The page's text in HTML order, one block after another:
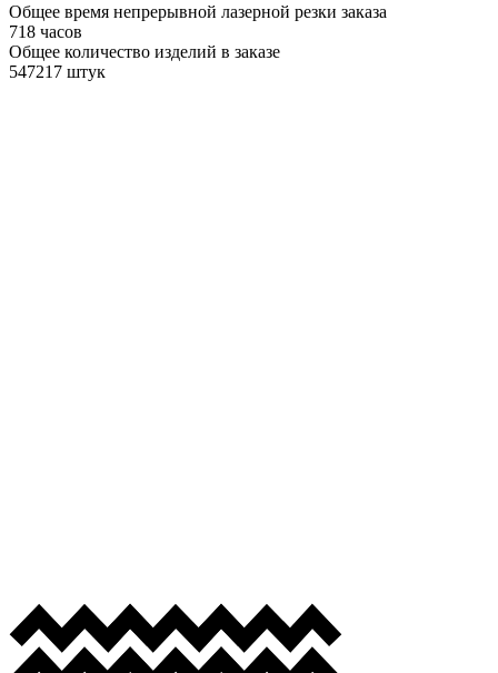
Общее время непрерывной лазерной резки заказа
718 часов
Общее количество изделий в заказе
547217 штук